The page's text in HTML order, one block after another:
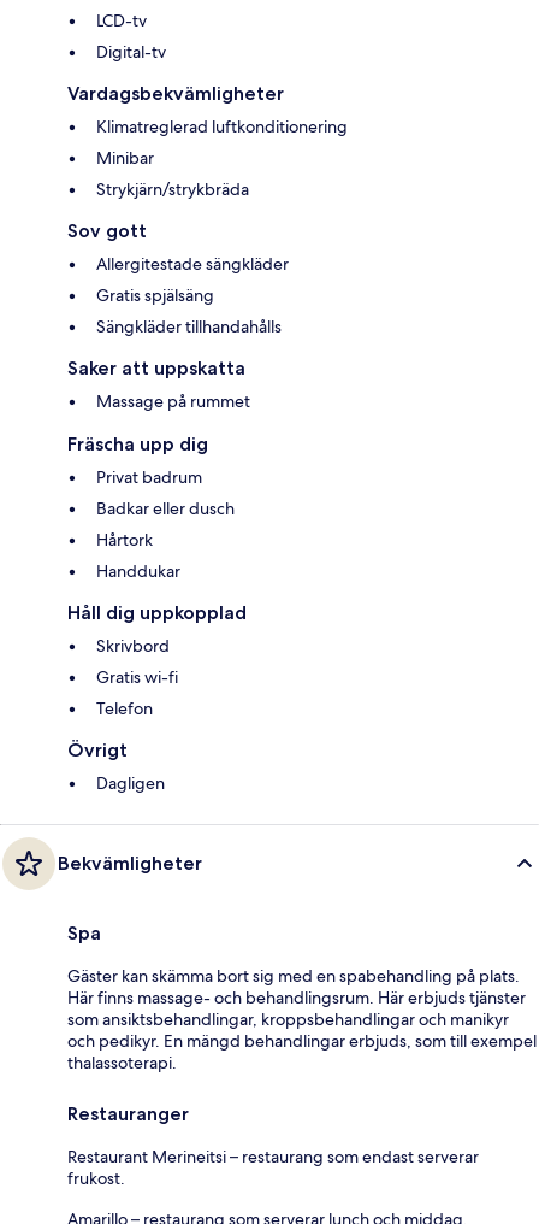
LCD-tv
Digital-tv
Vardagsbekvämligheter
Klimatreglerad luftkonditionering
Minibar
Strykjärn/strykbräda
Sov gott
Allergitestade sängkläder
Gratis spjälsäng
Sängkläder tillhandahålls
Saker att uppskatta
Massage på rummet
Fräscha upp dig
Privat badrum
Badkar eller dusch
Hårtork
Handdukar
Håll dig uppkopplad
Skrivbord
Gratis wi-fi
Telefon
Övrigt
Dagligen
Bekvämligheter
Spa
Gäster kan skämma bort sig med en spabehandling på plats.
Här finns massage- och behandlingsrum. Här erbjuds tjänster
som ansiktsbehandlingar, kroppsbehandlingar och manikyr
och pedikyr. En mängd behandlingar erbjuds, som till exempel
thalassoterapi.
Restauranger
Restaurant Merineitsi – restaurang som endast serverar
frukost.
Amarillo – restaurang som serverar lunch och middag.